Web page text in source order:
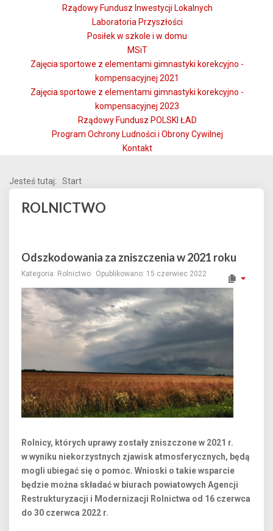
Rządowy Fundusz Inwestycji Lokalnych
Laboratoria Przyszłości
Posiłek w szkole i w domu
MSiT
Zajęcia sportowe z elementami gimnastyki korekcyjno -
kompensacyjnej 2021
Zajęcia sportowe z elementami gimnastyki korekcyjno -
kompensacyjnej 2023
Rządowy Fundusz POLSKI ŁAD
Program Ochrony Ludności i Obrony Cywilnej
Kontakt
Jesteś tutaj: Start
ROLNICTWO
Odszkodowania za zniszczenia w 2021 roku
Kategoria: Rolnictwo Opublikowano: 15 czerwiec 2022
Rolnicy, których uprawy zostały zniszczone w 2021 r.
w wyniku niekorzystnych zjawisk atmosferycznych, będą
mogli ubiegać się o pomoc. Wnioski o takie wsparcie
będzie można składać w biurach powiatowych Agencji
Restrukturyzacji i Modernizacji Rolnictwa od 16 czerwca
do 30 czerwca 2022 r.